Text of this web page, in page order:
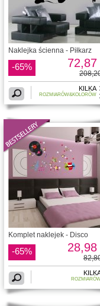
Naklejka ścienna - Piłkarz
-65% 72,87
KILKA
ROZMIARÓW&KOLORÓW
Komplet naklejek - Disco
-65% 28,98